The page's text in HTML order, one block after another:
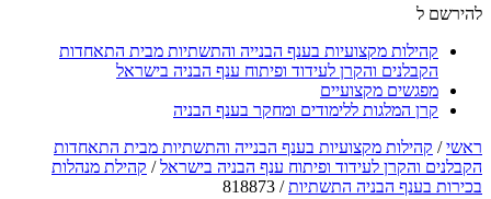
להירשם ל
קהילות מקצועיות בענף הבנייה והתשתיות מבית התאחדות
הקבלנים והקרן לעידוד ופיתוח ענף הבניה בישראל
מפגשים מקצועיים
קרן המלגות ללימודים ומחקר בענף הבניה
ראשי/ קהילות מקצועיות בענף הבנייה והתשתיות מבית התאחדות
הקבלנים והקרן לעידוד ופיתוח ענף הבניה בישראל/ קהילת מנהלות
בכירות בענף הבניה התשתיות/
818873